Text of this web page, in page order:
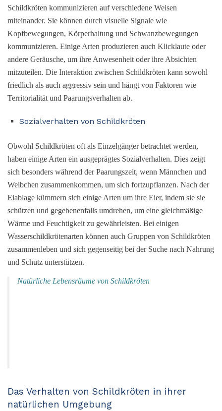
Schildkröten kommunizieren auf verschiedene Weisen
miteinander. Sie können durch visuelle Signale wie
Kopfbewegungen, Körperhaltung und Schwanzbewegungen
kommunizieren. Einige Arten produzieren auch Klicklaute oder
andere Geräusche, um ihre Anwesenheit oder ihre Absichten
mitzuteilen. Die Interaktion zwischen Schildkröten kann sowohl
friedlich als auch aggressiv sein und hängt von Faktoren wie
Territorialität und Paarungsverhalten ab.
Sozialverhalten von Schildkröten
Obwohl Schildkröten oft als Einzelgänger betrachtet werden,
haben einige Arten ein ausgeprägtes Sozialverhalten. Dies zeigt
sich besonders während der Paarungszeit, wenn Männchen und
Weibchen zusammenkommen, um sich fortzupflanzen. Nach der
Eiablage kümmern sich einige Arten um ihre Eier, indem sie sie
schützen und gegebenenfalls umdrehen, um eine gleichmäßige
Wärme und Feuchtigkeit zu gewährleisten. Bei einigen
Wasserschildkrötenarten können auch Gruppen von Schildkröten
zusammenleben und sich gegenseitig bei der Suche nach Nahrung
und Schutz unterstützen.
Natürliche Lebensräume von Schildkröten
Das Verhalten von Schildkröten in ihrer
natürlichen Umgebung